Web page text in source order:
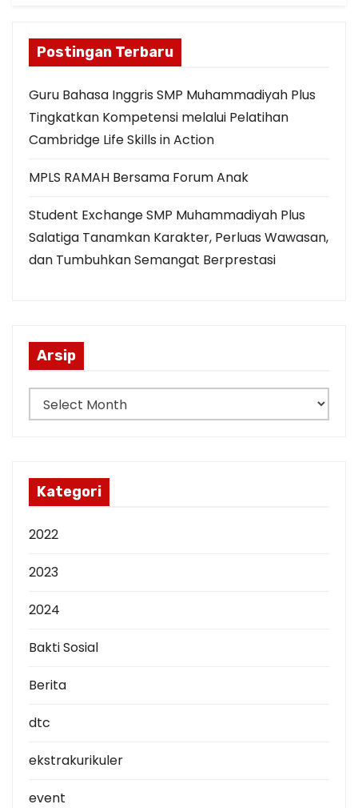
Postingan Terbaru
Guru Bahasa Inggris SMP Muhammadiyah Plus
Tingkatkan Kompetensi melalui Pelatihan
Cambridge Life Skills in Action
MPLS RAMAH Bersama Forum Anak
Student Exchange SMP Muhammadiyah Plus
Salatiga Tanamkan Karakter, Perluas Wawasan,
dan Tumbuhkan Semangat Berprestasi
Arsip
r
Kategori
2022
2023
2024
Bakti Sosial
Berita
dtc
ekstrakurikuler
event